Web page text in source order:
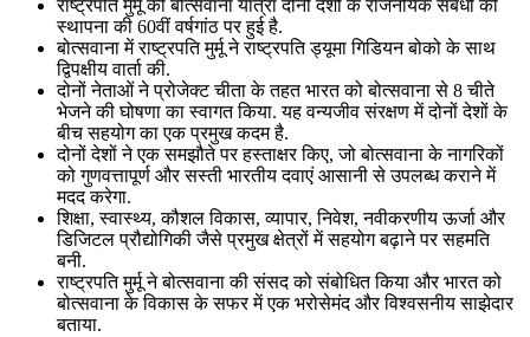
राष्ट्रपति मुर्मू की बोत्सवाना यात्रा दोनों देशों के राजनयिक संबंधों की
स्थापना की 60वीं वर्षगांठ पर हुई है.
बोत्सवाना में राष्ट्रपति मुर्मू ने राष्ट्रपति ड्यूमा गिडियन बोको के साथ
द्विपक्षीय वार्ता की.
दोनों नेताओं ने प्रोजेक्ट चीता के तहत भारत को बोत्सवाना से 8 चीते
भेजने की घोषणा का स्वागत किया. यह वन्यजीव संरक्षण में दोनों देशों के
बीच सहयोग का एक प्रमुख कदम है.
दोनों देशों ने एक समझौते पर हस्ताक्षर किए, जो बोत्सवाना के नागरिकों
को गुणवत्तापूर्ण और सस्ती भारतीय दवाएं आसानी से उपलब्ध कराने में
मदद करेगा.
शिक्षा, स्वास्थ्य, कौशल विकास, व्यापार, निवेश, नवीकरणीय ऊर्जा और
डिजिटल प्रौद्योगिकी जैसे प्रमुख क्षेत्रों में सहयोग बढ़ाने पर सहमति
बनी.
राष्ट्रपति मुर्मू ने बोत्सवाना की संसद को संबोधित किया और भारत को
बोत्सवाना के विकास के सफर में एक भरोसेमंद और विश्वसनीय साझेदार
बताया.